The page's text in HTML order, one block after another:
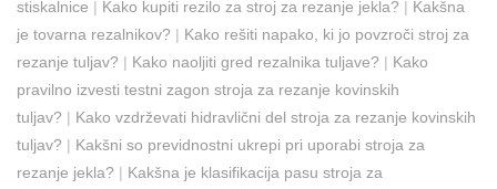
stiskalnice | Kako kupiti rezilo za stroj za rezanje jekla? | Kakšna
je tovarna rezalnikov? | Kako rešiti napako, ki jo povzroči stroj za
rezanje tuljav? | Kako naoljiti gred rezalnika tuljave? | Kako
pravilno izvesti testni zagon stroja za rezanje kovinskih
tuljav? | Kako vzdrževati hidravlični del stroja za rezanje kovinskih
tuljav? | Kakšni so previdnostni ukrepi pri uporabi stroja za
rezanje jekla? | Kakšna je klasifikacija pasu stroja za